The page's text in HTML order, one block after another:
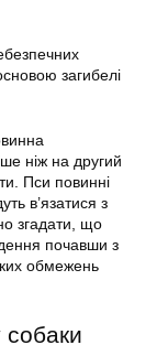
загибелі
ніж на другий
Пси повинні
в’язатися з
згадати, що
почавши з
обмежень
собаки